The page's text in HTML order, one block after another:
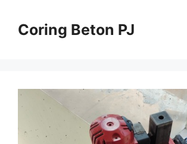
contentCoring Beton PJ